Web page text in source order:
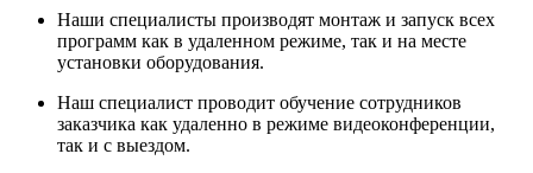
Наши специалисты производят монтаж и запуск всех
программ как в удаленном режиме, так и на месте
установки оборудования.
Наш специалист проводит обучение сотрудников
заказчика как удаленно в режиме видеоконференции,
так и с выездом.